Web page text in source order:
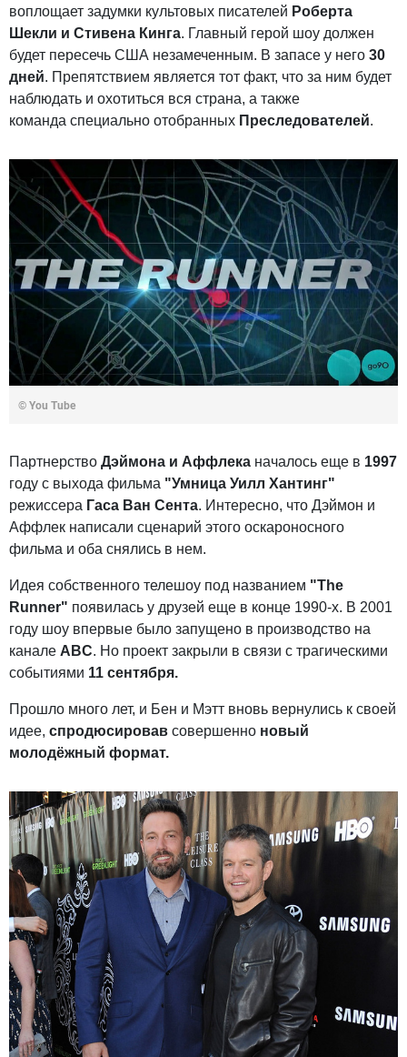
воплощает задумки культовых писателей Роберта
Шекли и Стивена Кинга. Главный герой шоу должен
будет пересечь США незамеченным. В запасе у него 30
дней. Препятствием является тот факт, что за ним будет
наблюдать и охотиться вся страна, а также
команда специально отобранных Преследователей.
© You Tube
Партнерство Дэймона и Аффлека началось еще в 1997
году с выхода фильма "Умница Уилл Хантинг"
режиссера Гаса Ван Сента. Интересно, что Дэймон и
Аффлек написали сценарий этого оскароносного
фильма и оба снялись в нем.
Идея собственного телешоу под названием "The
Runner" появилась у друзей еще в конце 1990-х. В 2001
году шоу впервые было запущено в производство на
канале ABC. Но проект закрыли в связи с трагическими
событиями 11 сентября.
Прошло много лет, и Бен и Мэтт вновь вернулись к своей
идее, спродюсировав совершенно новый
молодёжный формат.